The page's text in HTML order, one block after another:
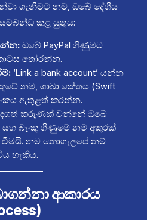
ගැනීමට නම්, ඔබේ දේශීය
සම්බන්ධ කළ යුතුය:
ඔබේ PayPal ගිණුමට
තෝරන්න.
‘Link a bank account’ යන්න
නම, ශාඛා කේතය (Swift
ඇතුළත් කරන්න.
කරුණක් වන්නේ ඔබේ
සහ බැංකු ගිණුමේ නම අකුරක්
වීමයි. නම නොගැලපේ නම්
හැකිය.
ආකාරය